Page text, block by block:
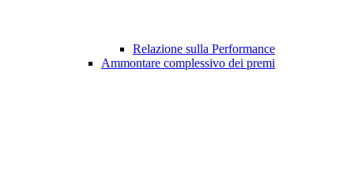
Relazione sulla Performance
Ammontare complessivo dei premi